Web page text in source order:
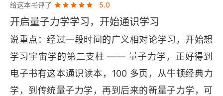
历史求和
相对论量子理论
量子场论
协，而是以更谦卑的姿态拥抱未知，世界的真相远
比人类想象的边疆更辽阔。3. 打游戏时，系统随机
生成敌人位置（量子随机），但怎么打怪升级是你
的选择。量子世界的不确定性像游戏里的随机地
图，而自由意志是你操控角色的手柄。
给这本书评了
5.0
开启量子力学学习，开始通识学习
说重点：经过一段时间的广义相对论学习，开始想
学习宇宙学的第二支柱 —— 量子力学，正好得到
电子书有这本通识读本，100 多页，从牛顿经典力
学，到传统量子力学，再到后来的新量子力学，可